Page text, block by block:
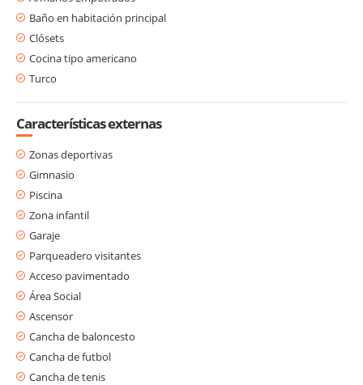
Baño en habitación principal
Clósets
Cocina tipo americano
Turco
Características externas
Zonas deportivas
Gimnasio
Piscina
Zona infantil
Garaje
Parqueadero visitantes
Acceso pavimentado
Área Social
Ascensor
Cancha de baloncesto
Cancha de futbol
Cancha de tenis